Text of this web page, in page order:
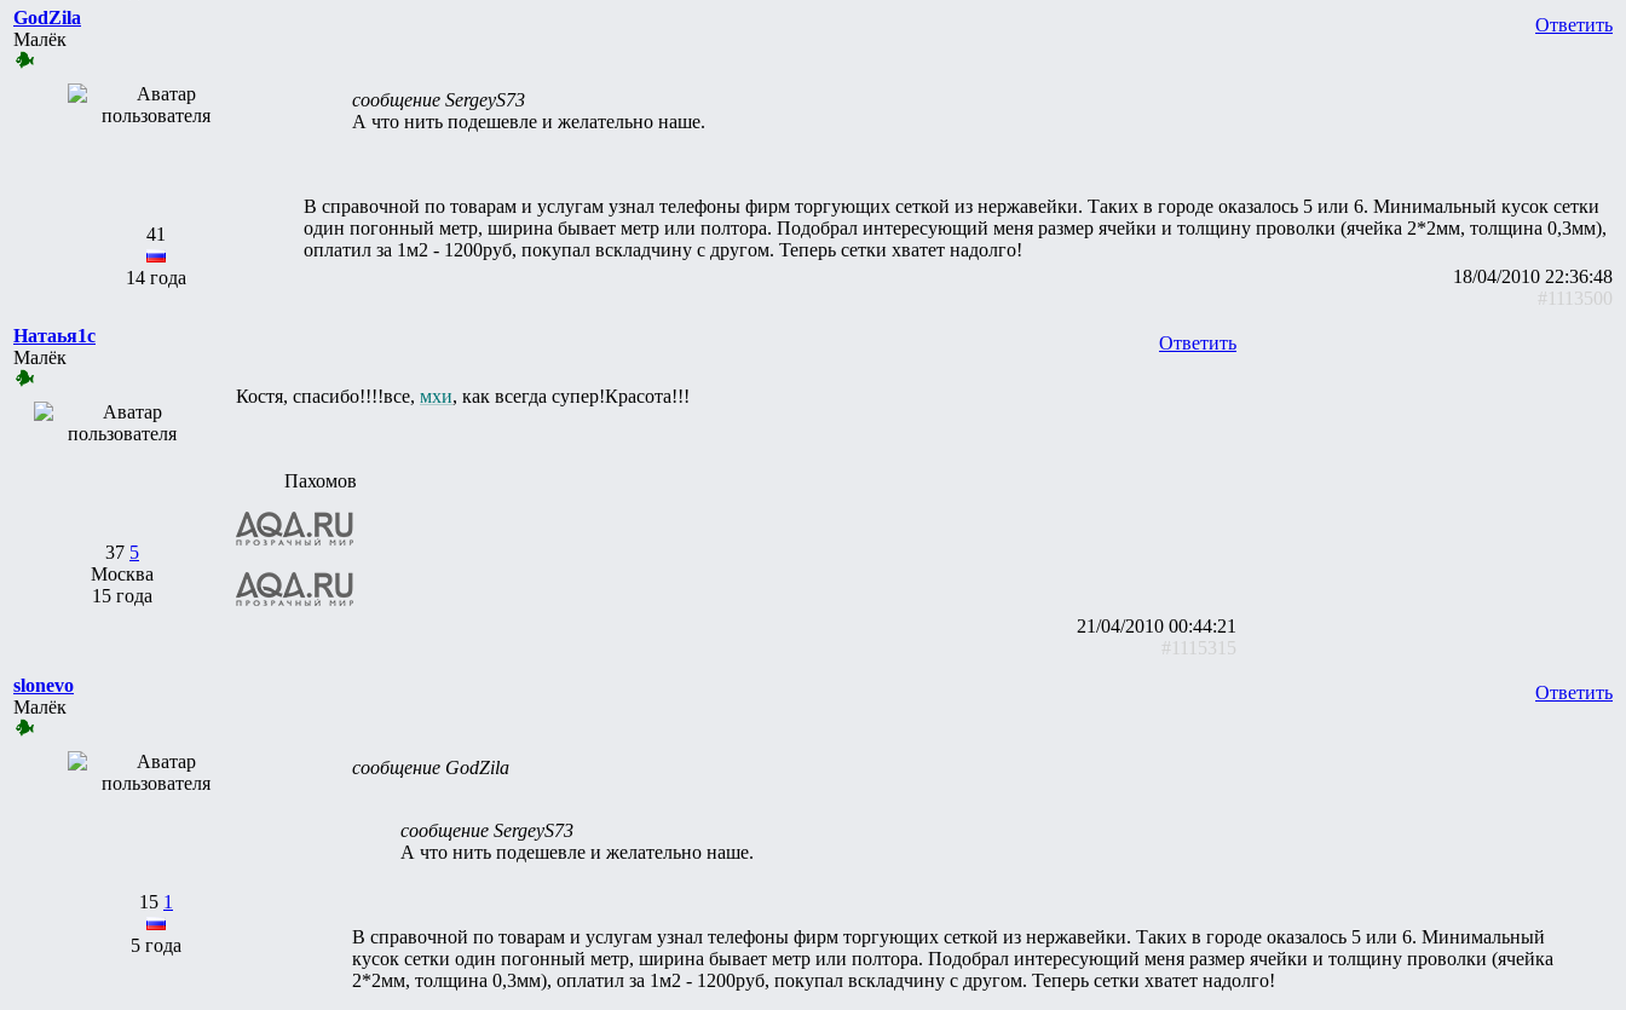
GodZila
Малёк
41
14 года
Ответить
сообщение SergeyS73
А что нить подешевле и желательно наше.
В справочной по товарам и услугам узнал телефоны фирм торгующих сеткой из нержавейки. Таких в городе оказалось 5 или 6. Минимальный кусок сетки
один погонный метр, ширина бывает метр или полтора. Подобрал интересующий меня размер ячейки и толщину проволки (ячейка 2*2мм, толщина 0,3мм),
оплатил за 1м2 - 1200руб, покупал вскладчину с другом. Теперь сетки хватет надолго!
18/04/2010 22:36:48
#1113500
Натаья1с
Малёк
37 5
Москва
15 года
Ответить
Костя, спасибо!!!!все, мхи, как всегда супер!Красота!!!
Пахомов
21/04/2010 00:44:21
#1115315
slonevo
Малёк
15 1
5 года
Ответить
сообщение GodZila
сообщение SergeyS73
А что нить подешевле и желательно наше.
В справочной по товарам и услугам узнал телефоны фирм торгующих сеткой из нержавейки. Таких в городе оказалось 5 или 6. Минимальный
кусок сетки один погонный метр, ширина бывает метр или полтора. Подобрал интересующий меня размер ячейки и толщину проволки (ячейка
2*2мм, толщина 0,3мм), оплатил за 1м2 - 1200руб, покупал вскладчину с другом. Теперь сетки хватет надолго!